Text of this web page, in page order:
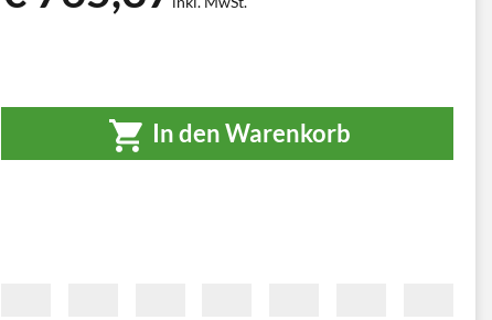
In den Warenkorb